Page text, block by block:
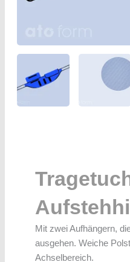
Mit zwei Aufhängern,
ausgehen. Weiche
Achselbereich.